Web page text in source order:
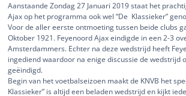
Aanstaande Zondag 27 Januari 2019 staat het
Ajax op het programma ook wel “De Klassieker”
Voor de aller eerste ontmoeting tussen beide clubs
Oktober 1921. Feyenoord Ajax eindigde in een 2-3
Amsterdammers. Echter na deze wedstrijd heeft
ingediend waardoor na enige discussie de wedstrijd
geëindigd.
Begin van het voetbalseizoen maakt de KNVB het
Klassieker” is altijd een beladen wedstrijd en kijkt